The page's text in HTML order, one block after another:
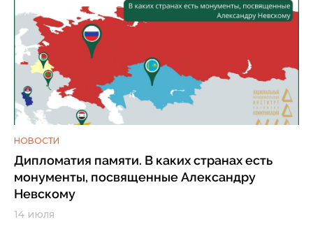
НОВОСТИ
Дипломатия памяти. В каких странах есть
монументы, посвященные Александру
Невскому
14 июля